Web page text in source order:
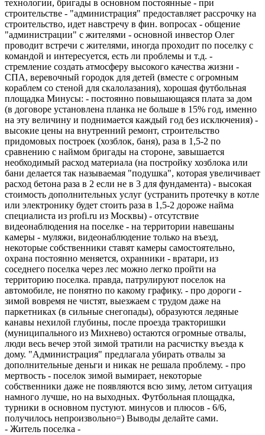
технологии, бригады в основном постоянные - при
строительстве - "администрация" предоставляет рассрочку на
строительство, идет навстречу в фин. вопросах - общение
"администрации" с жителями - основной инвестор Олег
проводит встречи с жителями, иногда проходит по поселку с
командой и интересуется, есть ли проблемы и т.д. -
стремление создать атмосферу высокого качества жизни -
СПА, веревочный городок для детей (вместе с огромным
кораблем со стеной для скалолазания), хорошая футбольная
площадка Минусы: - постоянно повышающаяся плата за дом
(в договоре установлена планка не больше в 15% год, именно
на эту величину и поднимается каждый год без исключения) -
высокие цены на внутренний ремонт, строительство
придомовых построек (хозблок, баня), раза в 1,5-2 по
сравнению с наймом бригады на стороне, завышается
необходимый расход материала (на постройку хозблока или
бани делается так называемая "подушка", которая увеличивает
расход бетона раза в 2 если не в 3 для фундамента) - высокая
стоимость дополнительных услуг (устранить протечку в котле
или электронику будет стоить раза в 1,5-2 дороже найма
специалиста из profi.ru из Москвы) - отсутствие
видеонаблюдения на поселке - на территории навешаны
камеры - муляжи, видеонаблюдение только на въезд,
некоторые собственники ставят камеры самостоятельно,
охрана постоянно меняется, охранники - вратари, из
соседнего поселка через лес можно легко пройти на
территорию поселка. правда, патрулируют поселок на
автомобиле, не понятно по какому графику. - про дороги -
зимой вовремя не чистят, выезжаем с трудом даже на
паркетниках (в сильные снегопады), образуются ледяные
канавы нехилой глубины, после проезда тракторишки
(муниципального из Михнево) остаются огромные отвалы,
люди весь вечер этой зимой тратили на расчистку въезда к
дому. "Администрация" предлагала убирать отвалы за
дополнительные деньги и никак не решала проблему. - про
мертвость - поселок зимой вымирает, некоторые
собственники даже не появляются всю зиму, летом ситуация
намного лучше, но на выходных. Футбольная площадка,
турники в основном пустуют. минусов и плюсов - 6/6,
получилось непроизвольно=) Выводы делайте сами.
- Житель поселка -